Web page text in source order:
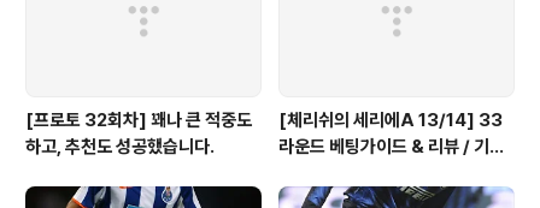
[프로토 32회차] 꽤나 큰 적중도
하고, 추천도 성공했습니다.
[체리쉬의 세리에A 13/14] 33
라운드 베팅가이드 & 리뷰 / 기적